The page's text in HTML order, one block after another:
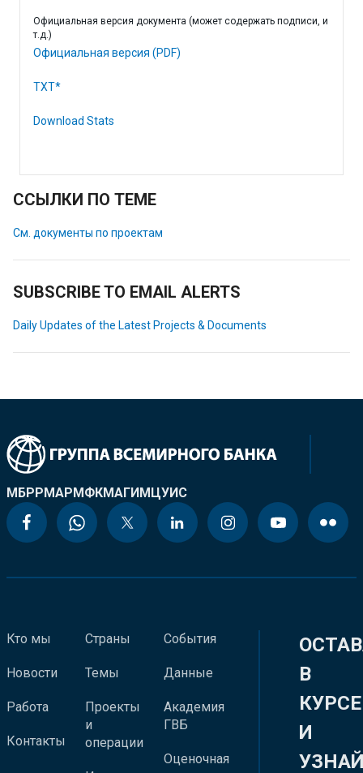
Официальная версия документа (может содержать подписи, и
т.д.)
Официальная версия (PDF)
TXT*
Download Stats
ССЫЛКИ ПО ТЕМЕ
См. документы по проектам
SUBSCRIBE TO EMAIL ALERTS
Daily Updates of the Latest Projects & Documents
МБРРМАРМФКМАГИМЦУИС
Кто мы
Новости
Работа
Контакты
Страны
Темы
Проекты
и
операции
События
Данные
Академия
ГВБ
Оценочная
В
КУРСЕ
И